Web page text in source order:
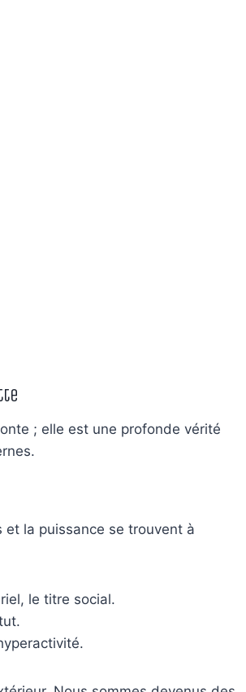
; elle est une profonde vérité
et la puissance se trouvent à
le titre social.